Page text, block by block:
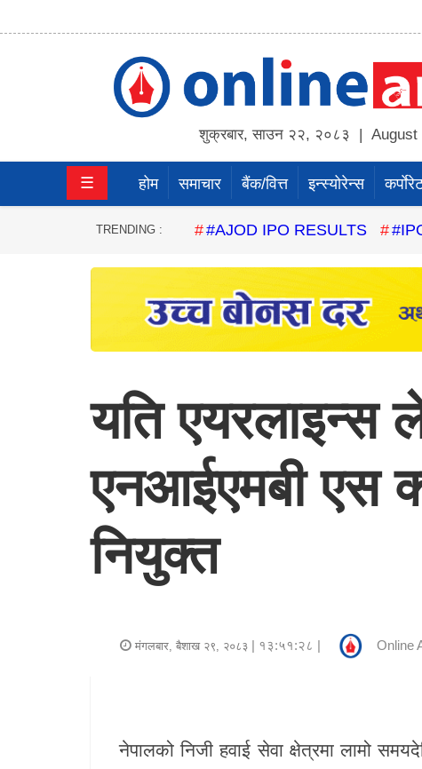
शुक्रबार,साउन २२, २०८३ | August
बैंक/
☰ होम समाचार बैंक/वित्त इन्स्योरेन्स
TRENDING : #AJOD IPO RESULTS
यति एयरलाइन्स
एनआईएमबी एस
नियुक्त
मंगलबार, बैशाख २९, २०८३ | १३:५१:२८ | Online
नेपालको निजी हवाई सेवा क्षेत्रमा लामो